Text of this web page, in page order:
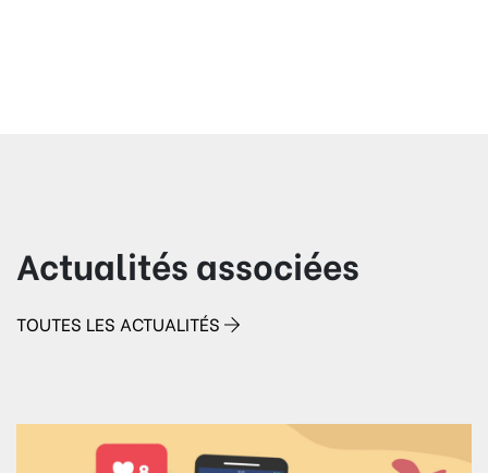
Actualités associées
TOUTES LES ACTUALITÉS